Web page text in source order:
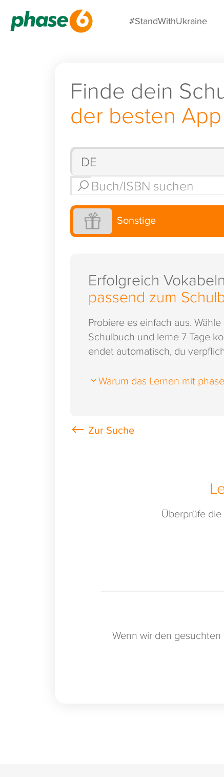
#StandWithUkraine
Finde dein
der besten
Sonstige
Erfolgreich
passend zum
Probiere es einfach aus.
Schulbuch und lerne 7 Tage
endet automatisch, du
Warum das Lernen mit
Überprüfe
Wenn wir den